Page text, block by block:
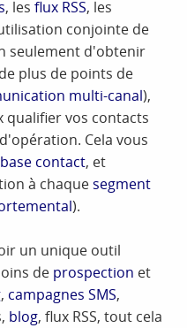
, lesflux RSS, les
conjointe de
seulement d'obtenir
plus de points de
multi-canal),
qualifier vos contacts
Cela vous
contact, et
à chaquesegment
).
un unique outil
de prospection et
, campagnes SMS,
blog, flux RSS, tout cela